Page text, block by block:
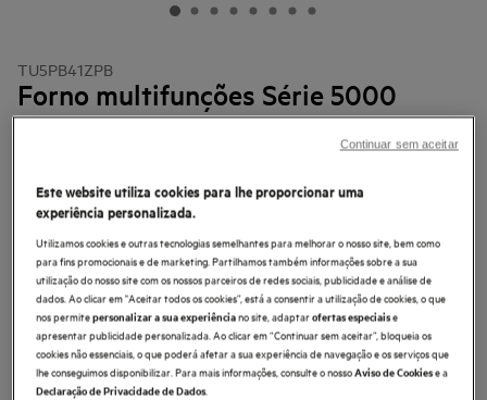
TU5PB41ZPB
Forno multifunções Série 5000
SurroundCook com EXPlore
Ficha de informação do produto
Benefícios
O forno Série 5000 SurroundCook® faz o ar circular para que obtenha
uma cozedura uniforme.
A cozedura multinível garante um aquecimento uniforme em todo o forno.
Controlo intuitivo e pratos pré-programados com EXPlore+ Touch.
Este website utiliza cookies para lhe proporcionar uma
experiência personalizada.
Utilizamos cookies e outras tecnologias semelhantes para melhorar o nosso site, bem como
para fins promocionais e de marketing. Partilhamos também informações sobre a sua
utilização do nosso site com os nossos parceiros de redes sociais, publicidade e análise de
dados. Ao clicar em "Aceitar todos os cookies”, está a consentir a utilização de cookies, o que
nos permitepersonalizar a sua experiênciano site, adaptarofertas especiaise
apresentar publicidade personalizada. Ao clicar em “Continuar sem aceitar”, bloqueia os
cookies não essenciais, o que poderá afetar a sua experiência de navegação e os serviços que
lhe conseguimos disponibilizar. Para mais informações, consulte o nossoAviso de Cookiese a
Declaração de Privacidade de Dados.
Continuar sem aceitar